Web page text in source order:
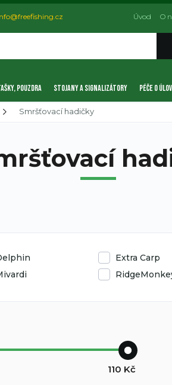
Úvod O
POUZDRA STOJANY A SIGNALIZÁTORY PÉČE O
Smršťovací hadičky
Extra Carp
110 Kč